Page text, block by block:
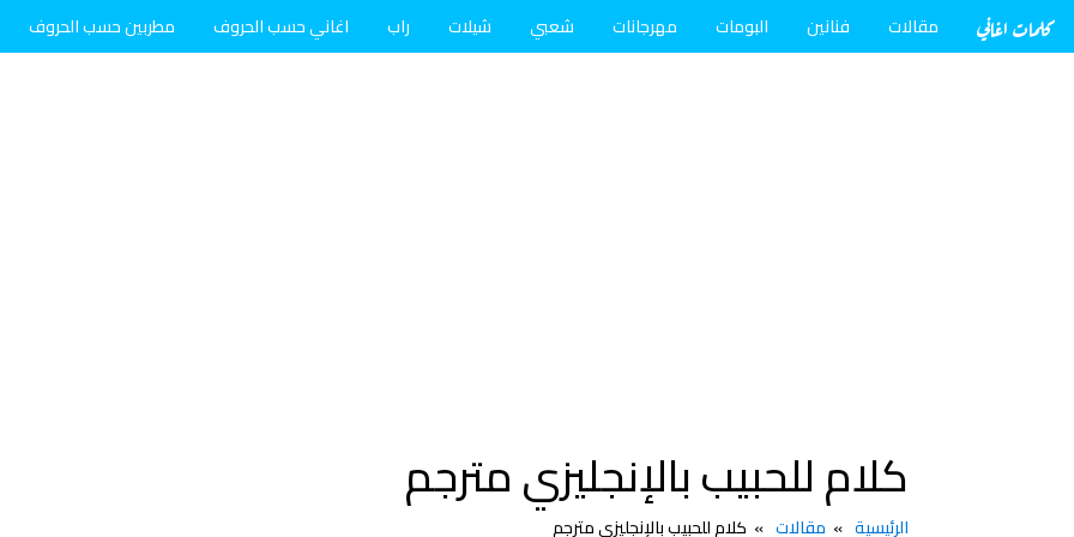
كلمات اغاني مقالات فنانين البومات مهرجانات شعبي شيلات راب اغاني حسب الحروف مطربين حسب الحروف
كلام للحبيب بالإنجليزي مترجم
الرئيسية مقالات كلام للحبيب بالإنجليزي مترجم